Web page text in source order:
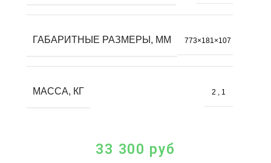
ГАБАРИТНЫЕ РАЗМЕРЫ, ММ 773×181×107
МАССА, КГ 2 , 1
33 300 руб